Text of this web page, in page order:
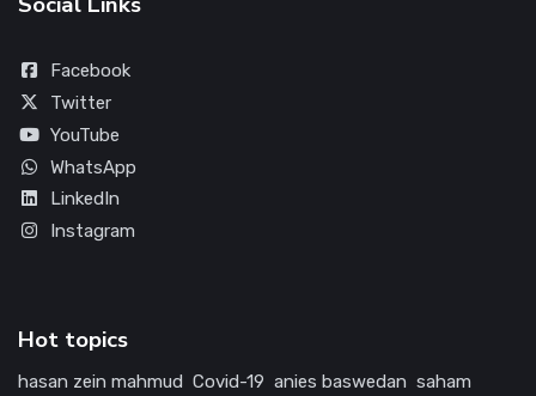
Facebook
Twitter
YouTube
WhatsApp
LinkedIn
Instagram
Hot topics
hasan zein mahmud Covid-19 anies baswedan saham